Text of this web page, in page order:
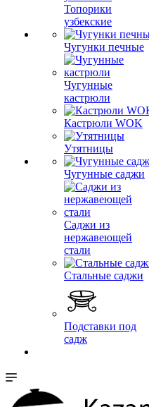
Топорики
узбекские
Чугунки печные
Чугунные
кастрюли
Кастрюли WOK
Утятницы
Чугунные саджи
Саджи из
нержавеющей
стали
Стальные саджи
Подставки под
садж